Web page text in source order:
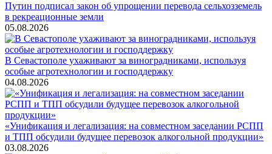
Путин подписал закон об упрощении перевода сельхозземель
в рекреационные земли
05.08.2026
В Севастополе ухаживают за виноградниками, используя
особые агротехнологии и господдержку
04.08.2026
«Унификация и легализация: на совместном заседании РСПП
и ТПП обсудили будущее перевозок алкогольной продукции»
03.08.2026